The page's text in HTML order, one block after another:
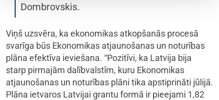
Dombrovskis.
Viņš uzsvēra, ka ekonomikas atkopšanās procesā
svarīga būs Ekonomikas atjaunošanas un noturības
plāna efektīva ieviešana. “Pozitīvi, ka Latvija bija
starp pirmajām dalībvalstīm, kuru Ekonomikas
atjaunošanas un noturības plāni tika apstiprināti jūlijā.
Plāna ietvaros Latvijai grantu formā ir pieejami 1,82